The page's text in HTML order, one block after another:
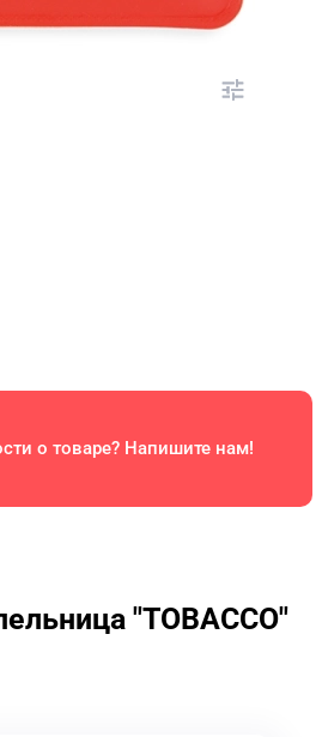
о товаре? Напишите нам!
"TOBACCO"